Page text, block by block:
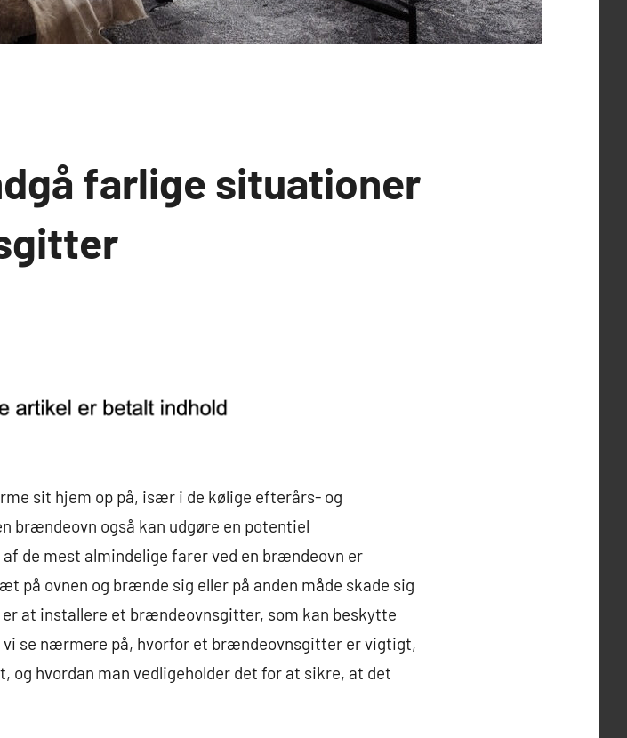
farlige situationer
sit hjem op på, især i de kølige efterårs- og
brændeovn også kan udgøre en potentiel
de mest almindelige farer ved en brændeovn er
på ovnen og brænde sig eller på anden måde skade sig
at installere et brændeovnsgitter, som kan beskytte
se nærmere på, hvorfor et brændeovnsgitter er vigtigt,
og hvordan man vedligeholder det for at sikre, at det